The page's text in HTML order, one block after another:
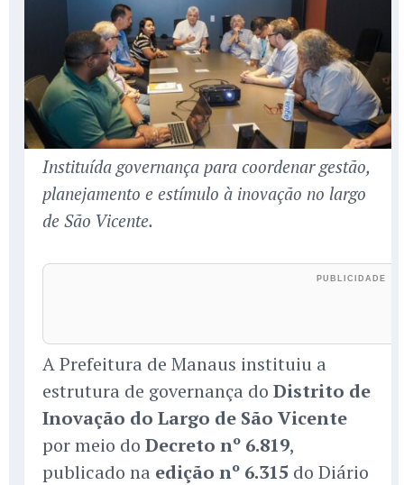
Instituída governança para coordenar gestão,
planejamento e estímulo à inovação no largo
de São Vicente.
A Prefeitura de Manaus instituiu a
estrutura de governança do Distrito de
Inovação do Largo de São Vicente
por meio do Decreto nº 6.819,
publicado na edição nº 6.315 do Diário